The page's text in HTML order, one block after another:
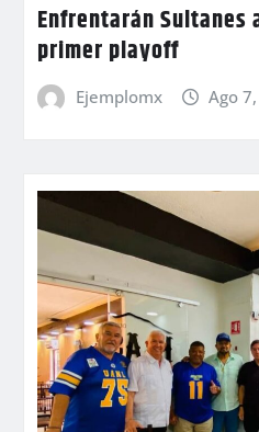
Enfrentarán Sultanes
primer playoff
Ejemplomx Ago